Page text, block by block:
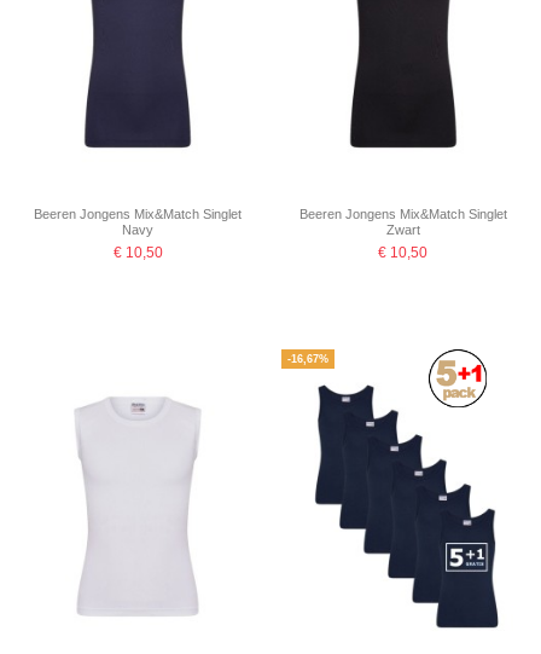
Beeren Jongens Mix&Match Singlet
Navy
€ 10,50
Beeren Jongens Mix&Match Singlet
Zwart
€ 10,50
-16,67%